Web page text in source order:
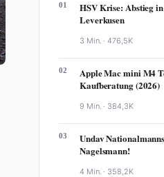
01
HSV Krise: Abstieg
Leverkusen
3 Min. ·476,5K
02
Apple Mac mini M4
Kaufberatung (2026)
9 Min. · 384,3K
03
Undav
Nagelsmann!
4 Min. · 358,2K